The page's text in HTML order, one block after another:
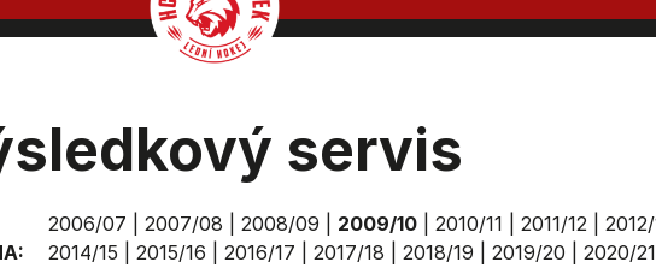
servis
2006/07 2007/08 2008/09 2009/10| 2010/11 2011/12|
2014/15
2015/16 2016/17 2017/18 2018/19 2019/20 2020/21